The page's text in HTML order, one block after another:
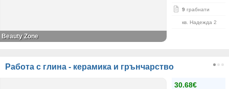
9 грабнати
кв. Надежда 2
Beauty Zone
Работа с глина - керамика и грънчарство
30.68€